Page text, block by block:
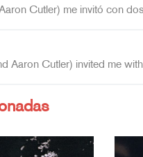
Cutler) me invitó con
Aaron Cutler) invited me